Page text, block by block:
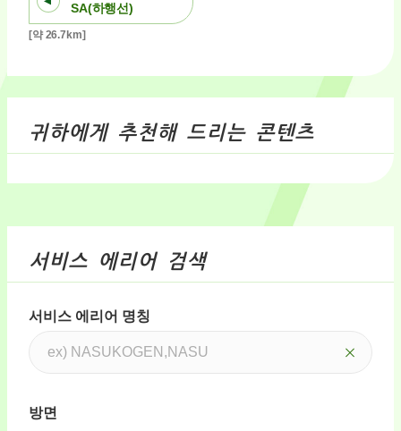
SA(하행선)
[약 26.7km]
귀하에게 추천해 드리는 콘텐츠
서비스 에리어 검색
서비스 에리어 명칭
방면